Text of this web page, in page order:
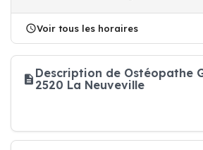
Voir tous les horaires
Description de Ostéopathe
2520 La Neuveville